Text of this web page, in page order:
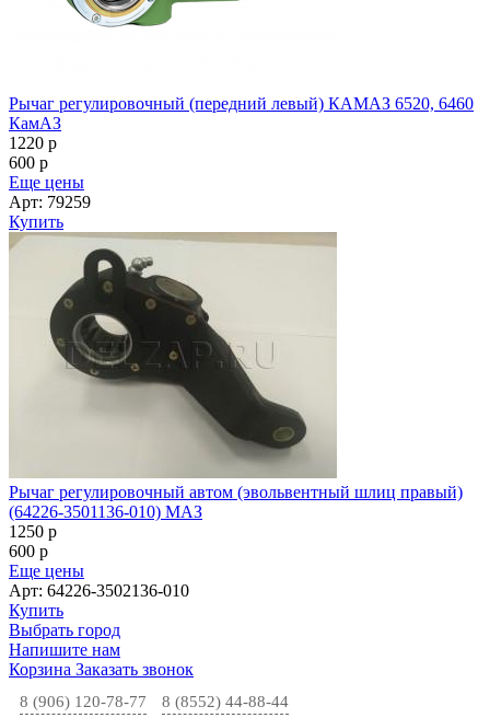
Рычаг регулировочный (передний левый) КАМАЗ 6520, 6460
КамАЗ
1220 p
600 p
Еще цены
Арт: 79259
Купить
Рычаг регулировочный автом (эвольвентный шлиц правый)
(64226-3501136-010) МАЗ
1250 p
600 p
Еще цены
Арт: 64226-3502136-010
Купить
Выбрать город
Напишите нам
Корзина Заказать звонок
8 (906) 120-78-77 8 (8552) 44-88-44